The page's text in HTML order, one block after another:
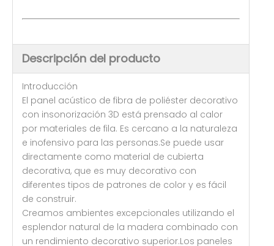
Descripción del producto
Introducción
El panel acústico de fibra de poliéster decorativo
con insonorización 3D está prensado al calor
por materiales de fila. Es cercano a la naturaleza
e inofensivo para las personas.Se puede usar
directamente como material de cubierta
decorativa, que es muy decorativo con
diferentes tipos de patrones de color y es fácil
de construir.
Creamos ambientes excepcionales utilizando el
esplendor natural de la madera combinado con
un rendimiento decorativo superior.Los paneles